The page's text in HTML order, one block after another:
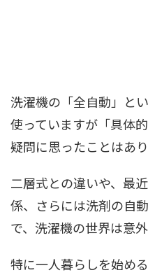
洗濯機の「全自動」と
使っていますが「具体
疑問に思ったことはあ
二層式との違いや、最
係、さらには洗剤の自
で、洗濯機の世界は意
特に一人暮らしを始め